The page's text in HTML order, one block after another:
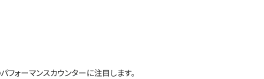
ォーマンスカウンターに注目します。